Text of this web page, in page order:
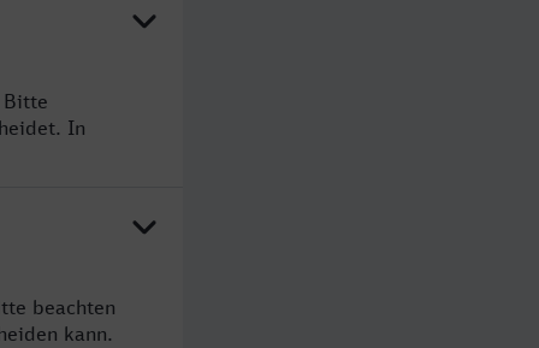
Bitte
In
beachten
kann.